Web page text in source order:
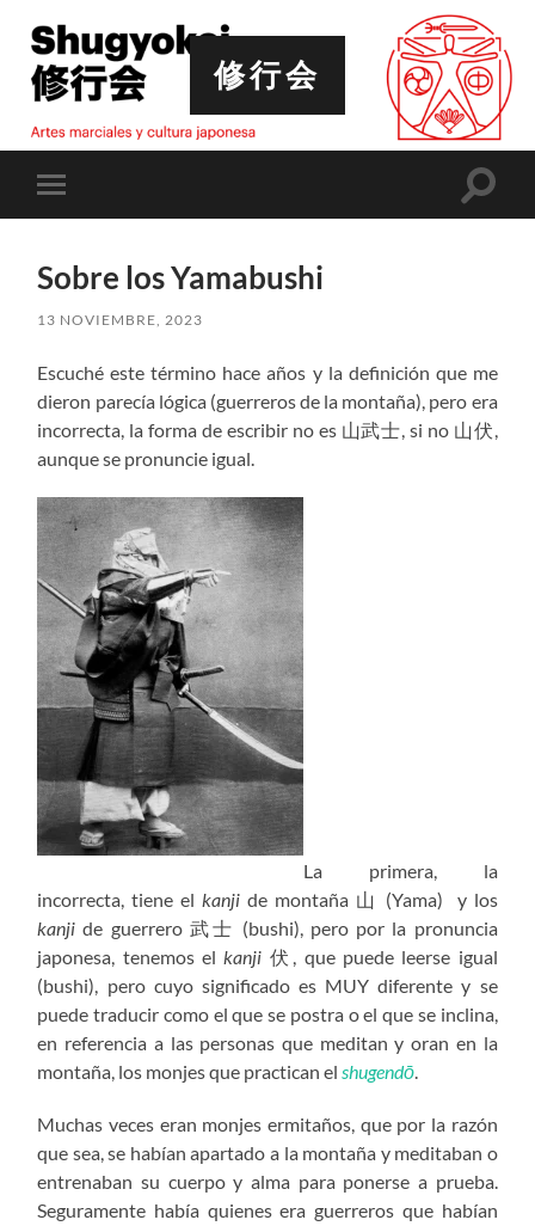
修行会
Alternar
el
móvil
Sobre los Yamabushi
13 NOVIEMBRE, 2023
Escuché este término hace años y la definición que me
dieron parecía lógica (guerreros de la montaña), pero era
incorrecta, la forma de escribir no es 山武士, si no 山伏,
aunque se pronuncie igual.
La primera, la
incorrecta, tiene el kanji de montaña 山 (Yama) y los
kanji de guerrero 武士 (bushi), pero por la pronuncia
japonesa, tenemos el kanji 伏, que puede leerse igual
(bushi), pero cuyo significado es MUY diferente y se
puede traducir como el que se postra o el que se inclina,
en referencia a las personas que meditan y oran en la
montaña, los monjes que practican el shugendō
Muchas veces eran monjes ermitaños, que por la razón
que sea, se habían apartado a la montaña y meditaban o
entrenaban su cuerpo y alma para ponerse a prueba.
Seguramente había quienes era guerreros que habían